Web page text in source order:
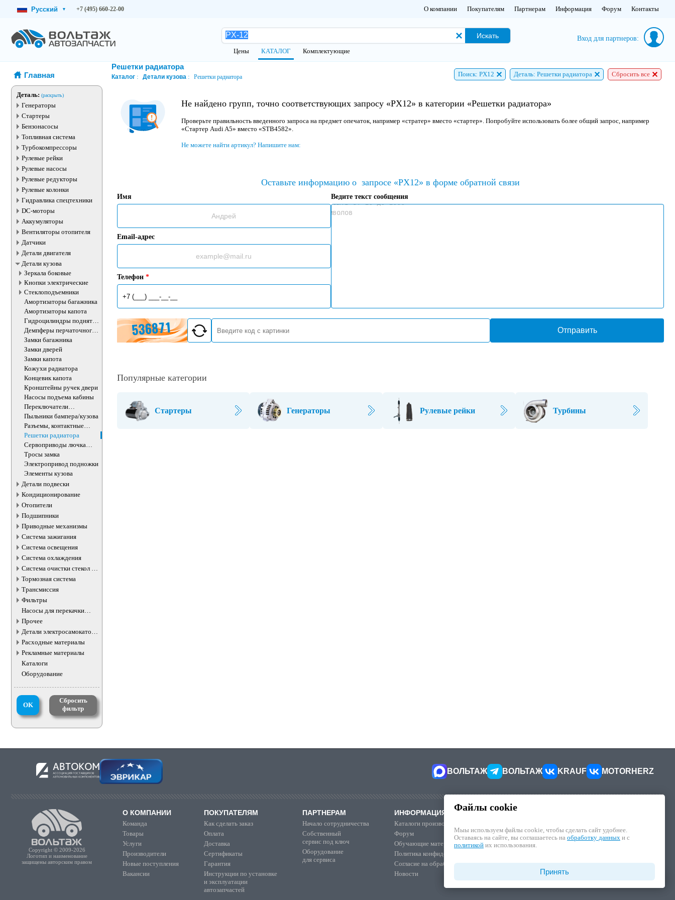
Русский ▾ +7 (495) 660-22-00 О компании Покупателям Партнерам Информация Форум Контакты
Искать
Цены КАТАЛОГ Комплектующие
Вход для партнеров:
Главная
Деталь: (раскрыть)
Генераторы
Стартеры
Бензонасосы
Топливная система
Турбокомпрессоры
Рулевые рейки
Рулевые насосы
Рулевые редукторы
Рулевые колонки
Гидравлика спецтехники
DC-моторы
Аккумуляторы
Вентиляторы отопителя
Датчики
Детали двигателя
Детали кузова
Зеркала боковые
Кнопки электрические
Стеклоподъемники
Амортизаторы багажника
Амортизаторы капота
Гидроцилиндры поднятия
кабины
Демпферы перчаточного
ящика
Замки багажника
Замки дверей
Замки капота
Кожухи радиатора
Концевик капота
Кронштейны ручек двери
Насосы подъема кабины
Переключатели
подрулевые
Пыльники бампера/кузова
Разъемы, контактные
группы
Решетки радиатора
Сервоприводы лючка
бензобака
Тросы замка
Электропривод подножки
Элементы кузова
Детали подвески
Кондиционирование
Отопители
Подшипники
Приводные механизмы
Система зажигания
Система освещения
Система охлаждения
Система очистки стекол и
фар
Тормозная система
Трансмиссия
Фильтры
Насосы для перекачки
жидкостей
Прочее
Детали электросамокатов и
электротранспорта
Расходные материалы
Рекламные материалы
Каталоги
Оборудование
OK
Сбросить
фильтр
Решетки радиатора
Каталог Детали кузова Решетки радиатора Поиск: PX12 Деталь: Решетки радиатора Сбросить все
Не найдено групп, точно соответствующих запросу «PX12» в категории «Решетки радиатора»
Проверьте правильность введенного запроса на предмет опечаток, например «стратер» вместо «стартер». Попробуйте использовать более общий запрос, например
«Стартер Audi A5» вместо «STB4582».
Не можете найти артикул? Напишите нам:
Оставьте информацию о запросе «PX12» в форме обратной связи
Имя
Email-адрес
Телефон *
Ведите текст сообщения
Отправить
Популярные категории
Стартеры Генераторы Рулевые рейки Турбины
ВОЛЬТАЖ ВОЛЬТАЖ KRAUF MOTORHERZ
Copyright © 2009-2026
Логотип и наименование
защищены авторским правом
О КОМПАНИИ
Команда
Товары
Услуги
Производители
Новые поступления
Вакансии
ПОКУПАТЕЛЯМ
Как сделать заказ
Оплата
Доставка
Сертификаты
Гарантия
Инструкции по установке
и эксплуатации
автозапчастей
ПАРТНЕРАМ
Начало сотрудничества
Собственный
сервис под ключ
Оборудование
для сервиса
ИНФОРМАЦИЯ
Каталоги производителей
Форум
Обучающие материалы
Политика конфиденциальности
Согласие на обработку ПД
Новости
КОНТАКТЫ
Как связаться
Наши реквизиты
Файлы cookie
Мыы используем файлы cookie, чтобы cделать сайт удобнее.
Оставаясь на сайте, вы соглашаетесь на обработку данных и с
политикой их использования.